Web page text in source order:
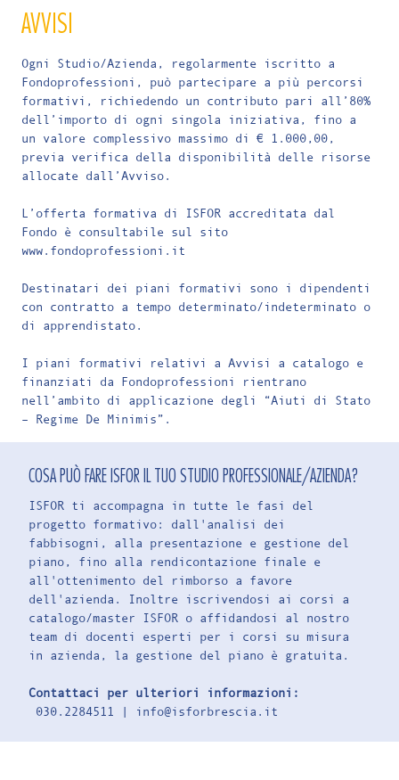
AVVISI
Ogni Studio/Azienda, regolarmente iscritto a
Fondoprofessioni, può partecipare a più percorsi
formativi, richiedendo un contributo pari all’80%
dell’importo di ogni singola iniziativa, fino a
un valore complessivo massimo di € 1.000,00,
previa verifica della disponibilità delle risorse
allocate dall’Avviso.
L’offerta formativa di ISFOR accreditata dal
Fondo è consultabile sul sito
www.fondoprofessioni.it
Destinatari dei piani formativi sono i dipendenti
con contratto a tempo determinato/indeterminato o
di apprendistato.
I piani formativi relativi a Avvisi a catalogo e
finanziati da Fondoprofessioni rientrano
nell’ambito di applicazione degli “Aiuti di Stato
– Regime De Minimis”.
COSA PUÒ FARE ISFOR IL TUO STUDIO PROFESSIONALE/AZIENDA?
ISFOR ti accompagna in tutte le fasi del
progetto formativo: dall'analisi dei
fabbisogni, alla presentazione e gestione del
piano, fino alla rendicontazione finale e
all'ottenimento del rimborso a favore
dell'azienda. Inoltre iscrivendosi ai corsi a
catalogo/master ISFOR o affidandosi al nostro
team di docenti esperti per i corsi su misura
in azienda, la gestione del piano è gratuita.
Contattaci per ulteriori informazioni:
030.2284511 |
info@isforbrescia.it